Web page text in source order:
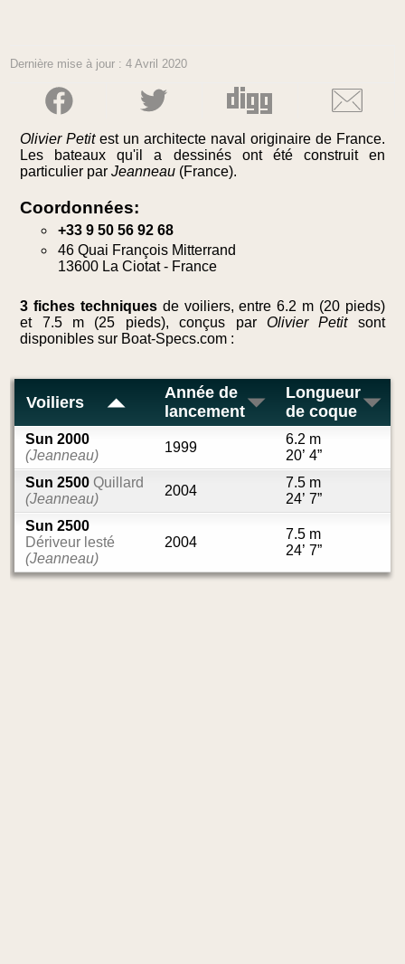
Dernière mise à jour : 4 Avril 2020
Olivier Petitest un architecte naval originaire de France.
Les bateaux qu'il a dessinés ont été construit en
particulier parJeanneau (France).
Coordonnées:
+33 9 50 56 92 68
46 Quai François Mitterrand
13600 La Ciotat - France
3 fiches techniques de voiliers, entre 6.2 m (20 pieds)
et 7.5 m (25 pieds), conçus par Olivier Petitsont
disponibles sur Boat-Specs.com :
Voiliers
Année de
lancement
Longueur
de coque
Sun 2000
(Jeanneau)
1999
6.2 m
20’ 4”
Sun 2500Quillard
(Jeanneau)
2004
7.5 m
24’ 7”
Sun 2500
Dériveur lesté
(Jeanneau)
2004
7.5 m
24’ 7”